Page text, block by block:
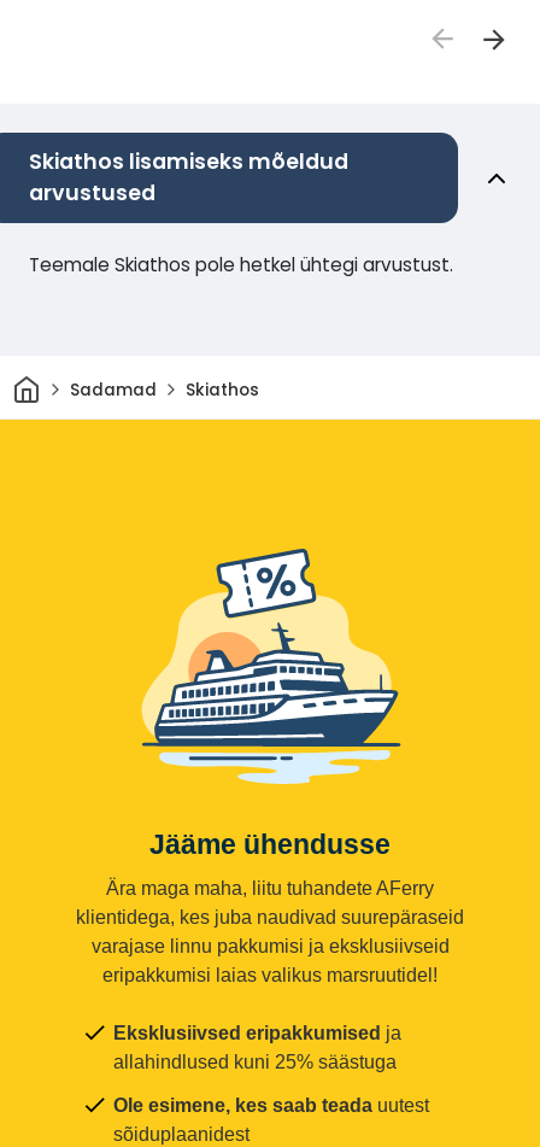
Skiathos lisamiseks mõeldud
arvustused
Teemale Skiathos pole hetkel ühtegi arvustust.
Avaleht
Sadamad Skiathos
Jääme ühendusse
Ära maga maha, liitu tuhandete AFerry
klientidega, kes juba naudivad suurepäraseid
varajase linnu pakkumisi ja eksklusiivseid
eripakkumisi laias valikus marsruutidel!
Eksklusiivsed eripakkumised ja
allahindlused kuni 25% säästuga
Ole esimene, kes saab teada uutest
sõiduplaanidest